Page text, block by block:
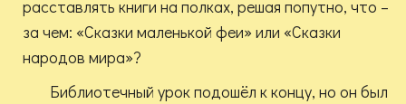
расставлять книги на полках, решая попутно, что –
за чем: «Сказки маленькой феи» или «Сказки
народов мира»?
Библиотечный урок подошёл к концу, но он был